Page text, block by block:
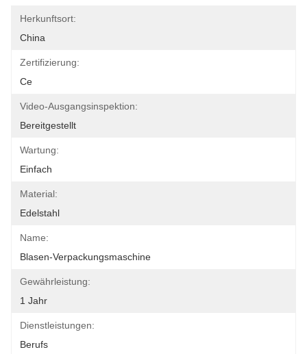
Herkunftsort:
China
Zertifizierung:
Ce
Video-Ausgangsinspektion:
Bereitgestellt
Wartung:
Einfach
Material:
Edelstahl
Name:
Blasen-Verpackungsmaschine
Gewährleistung:
1 Jahr
Dienstleistungen:
Berufs